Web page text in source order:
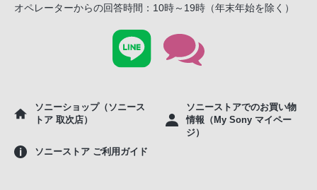
オペレーターからの回答時間：10時～19時（年末年始を除く）
ソニーショップ（ソニース
トア 取次店）
ソニーストアでのお買い物
情報（My Sony マイペー
ジ）
ソニーストア ご利用ガイド